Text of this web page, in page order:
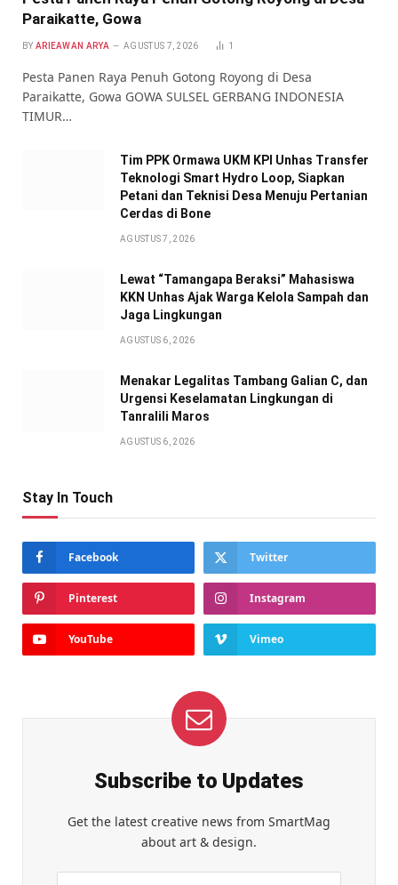
Paraikatte, Gowa
BY ARIEAWAN ARYA AGUSTUS 7, 2026 1
Pesta Panen Raya Penuh Gotong Royong di Desa
Paraikatte, Gowa GOWA SULSEL GERBANG INDONESIA
TIMUR…
Tim PPK Ormawa UKM KPI Unhas Transfer
Teknologi Smart Hydro Loop, Siapkan
Petani dan Teknisi Desa Menuju Pertanian
Cerdas di Bone
AGUSTUS 7, 2026
Lewat “Tamangapa Beraksi” Mahasiswa
KKN Unhas Ajak Warga Kelola Sampah dan
Jaga Lingkungan
AGUSTUS 6, 2026
Menakar Legalitas Tambang Galian C, dan
Urgensi Keselamatan Lingkungan di
Tanralili Maros
AGUSTUS 6, 2026
Stay In Touch
Facebook Twitter
Pinterest Instagram
YouTube Vimeo
Subscribe to Updates
Get the latest creative news from SmartMag
about art & design.